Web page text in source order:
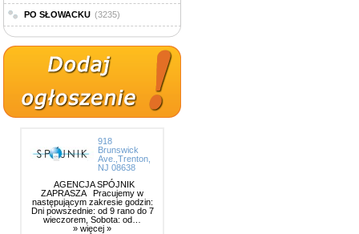
PO SŁOWACKU (3235)
918
Brunswick
Ave.,Trenton,
NJ 08638
AGENCJA SPÓJNIK
ZAPRASZA Pracujemy w
następującym zakresie godzin:
Dni powszednie: od 9 rano do 7
wieczorem, Sobota: od…
» więcej »